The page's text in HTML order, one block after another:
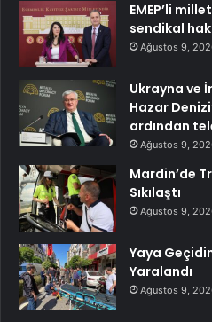
EMEP’li
sendikal
Ağustos 9,
Ukrayna ve
Hazar
ardından
Ağustos 9,
Mardin’de
Sıkılaştı
Ağustos 9,
Yaya
Yaralandı
Ağustos 9,